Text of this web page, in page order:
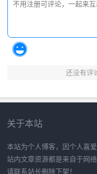
还没有评
关于本站
本站为个人博客，因个人喜
站内文章资源都是来自于网
请联系站长删除下架！